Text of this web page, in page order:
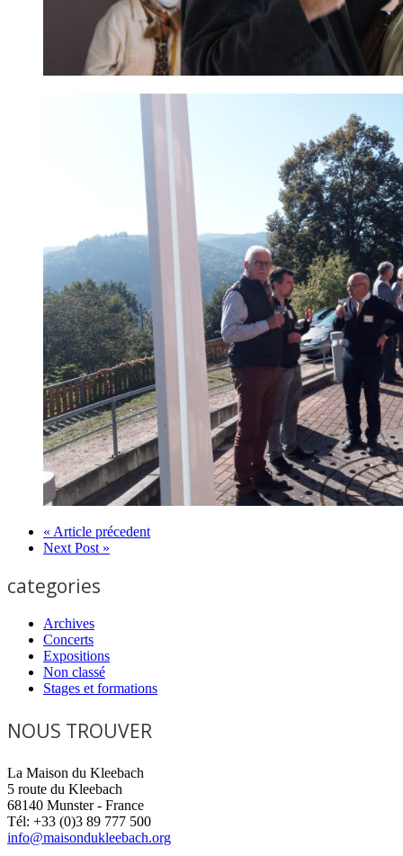
« Article précedent
Next Post »
categories
Archives
Concerts
Expositions
Non classé
Stages et formations
NOUS TROUVER
La Maison du Kleebach
5 route du Kleebach
68140 Munster - France
Tél: +33 (0)3 89 777 500
info@maisondukleebach.org